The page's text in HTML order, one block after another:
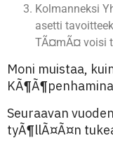
Kolmanneksi
asetti
TÃ¤mÃ¤ voisi
Moni muistaa,
Seuraavan
tyÃ¶llÃ¤Ã¤n